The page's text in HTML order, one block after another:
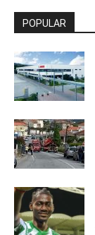
POPULAR